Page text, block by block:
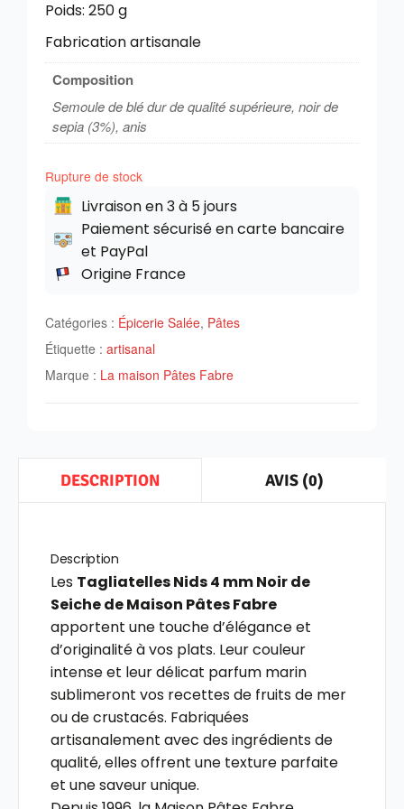
Poids: 250 g
Fabrication artisanale
Composition
Semoule de blé dur de qualité supérieure, noir de
sepia (3%), anis
Rupture de stock
Livraison en 3 à 5 jours
Paiement sécurisé en carte bancaire
et PayPal
Origine France
Catégories : Épicerie Salée, Pâtes
Étiquette : artisanal
Marque : La maison Pâtes Fabre
DESCRIPTION AVIS (0)
Description
Les Tagliatelles Nids 4 mm Noir de
Seiche de Maison Pâtes Fabre
apportent une touche d’élégance et
d’originalité à vos plats. Leur couleur
intense et leur délicat parfum marin
sublimeront vos recettes de fruits de mer
ou de crustacés. Fabriquées
artisanalement avec des ingrédients de
qualité, elles offrent une texture parfaite
et une saveur unique.